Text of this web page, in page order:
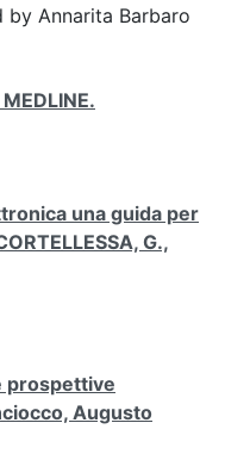
by Annarita Barbaro
una guida per
G.,
prospettive
Augusto